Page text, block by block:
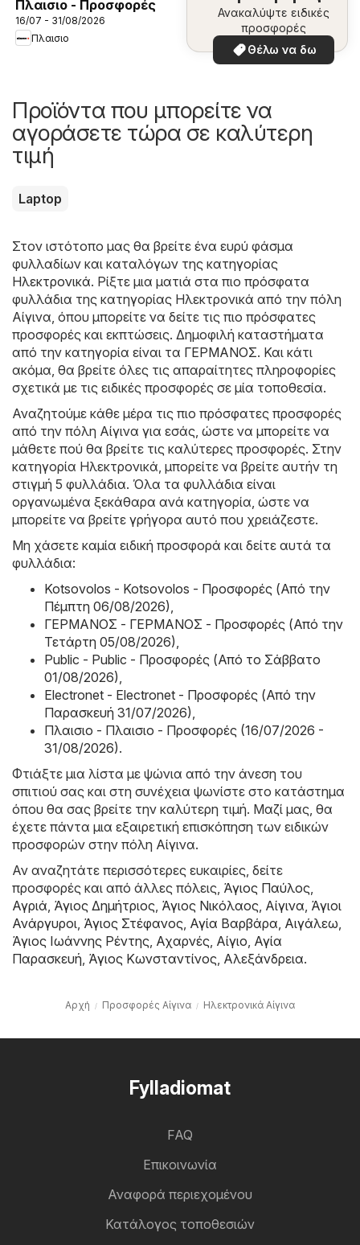
Πλαισιο - Προσφορές
16/07 - 31/08/2026
Πλαισιο
Ανακαλύψτε ειδικές
προσφορές
Θέλω να δω
Προϊόντα που μπορείτε να
αγοράσετε τώρα σε καλύτερη
τιμή
Laptop
Στον ιστότοπο μας θα βρείτε ένα ευρύ φάσμα
φυλλαδίων και καταλόγων της κατηγορίας
Hλεκτρονικά. Ρίξτε μια ματιά στα πιο πρόσφατα
φυλλάδια της κατηγορίας Hλεκτρονικά από την πόλη
Αίγινα, όπου μπορείτε να δείτε τις πιο πρόσφατες
προσφορές και εκπτώσεις. Δημοφιλή καταστήματα
από την κατηγορία είναι τα ΓΕΡΜΑΝΟΣ. Και κάτι
ακόμα, θα βρείτε όλες τις απαραίτητες πληροφορίες
σχετικά με τις ειδικές προσφορές σε μία τοποθεσία.
Αναζητούμε κάθε μέρα τις πιο πρόσφατες προσφορές
από την πόλη Αίγινα για εσάς, ώστε να μπορείτε να
μάθετε πού θα βρείτε τις καλύτερες προσφορές. Στην
κατηγορία Hλεκτρονικά, μπορείτε να βρείτε αυτήν τη
στιγμή 5 φυλλάδια. Όλα τα φυλλάδια είναι
οργανωμένα ξεκάθαρα ανά κατηγορία, ώστε να
μπορείτε να βρείτε γρήγορα αυτό που χρειάζεστε.
Μη χάσετε καμία ειδική προσφορά και δείτε αυτά τα
φυλλάδια:
Kotsovolos - Kotsovolos - Προσφορές (Από την
Πέμπτη 06/08/2026),
ΓΕΡΜΑΝΟΣ - ΓΕΡΜΑΝΟΣ - Προσφορές (Από την
Τετάρτη 05/08/2026),
Public - Public - Προσφορές (Από το Σάββατο
01/08/2026),
Electronet - Electronet - Προσφορές (Από την
Παρασκευή 31/07/2026),
Πλαισιο - Πλαισιο - Προσφορές (16/07/2026 -
31/08/2026).
Φτιάξτε μια λίστα με ψώνια από την άνεση του
σπιτιού σας και στη συνέχεια ψωνίστε στο κατάστημα
όπου θα σας βρείτε την καλύτερη τιμή. Μαζί μας, θα
έχετε πάντα μια εξαιρετική επισκόπηση των ειδικών
προσφορών στην πόλη Αίγινα.
Αν αναζητάτε περισσότερες ευκαιρίες, δείτε
προσφορές και από άλλες πόλεις, Άγιος Παύλος,
Αγριά, Άγιος Δημήτριος, Άγιος Νικόλαος, Αίγινα, Άγιοι
Ανάργυροι, Άγιος Στέφανος, Αγία Βαρβάρα, Αιγάλεω,
Άγιος Ιωάννης Ρέντης, Αχαρνές, Αίγιο, Αγία
Παρασκευή, Άγιος Κωνσταντίνος, Αλεξάνδρεια.
Αρχή Προσφορές Αίγινα Hλεκτρονικά Αίγινα
Fylladiomat
FAQ
Επικοινωνία
Αναφορά περιεχομένου
Κατάλογος τοποθεσιών